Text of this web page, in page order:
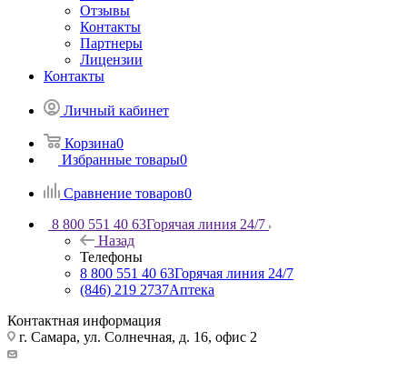
Отзывы
Контакты
Партнеры
Лицензии
Контакты
Личный кабинет
Корзина0
Избранные товары0
Сравнение товаров0
8 800 551 40 63Горячая линия 24/7
Назад
Телефоны
8 800 551 40 63Горячая линия 24/7
(846) 219 2737Аптека
Контактная информация
г. Самара, ул. Солнечная, д. 16, офис 2